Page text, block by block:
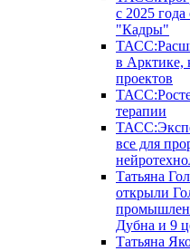
с 2025 года
"Кадры"
в Арктике,
проектов
терапии
все для
Татьяна
открыли
Дубна и 9
Татьяна